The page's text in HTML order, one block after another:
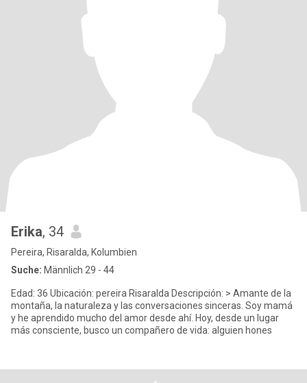
Erika, 34
Pereira, Risaralda, Kolumbien
Suche: Männlich 29 - 44
Edad: 36 Ubicación: pereira Risaralda Descripción: > Amante de la
montaña, la naturaleza y las conversaciones sinceras. Soy mamá
y he aprendido mucho del amor desde ahí. Hoy, desde un lugar
más consciente, busco un compañero de vida: alguien hones